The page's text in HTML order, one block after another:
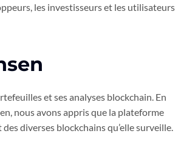
les investisseurs et les utilisateurs
et ses analyses blockchain. En
nous avons appris que la plateforme
diverses blockchains qu’elle surveille.